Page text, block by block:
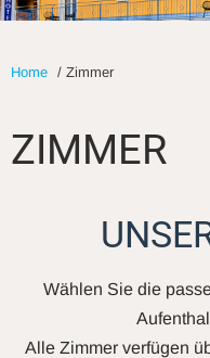
Home / Zimmer
ZIMMER
Wählen Sie die
Alle Zimmer verfügen